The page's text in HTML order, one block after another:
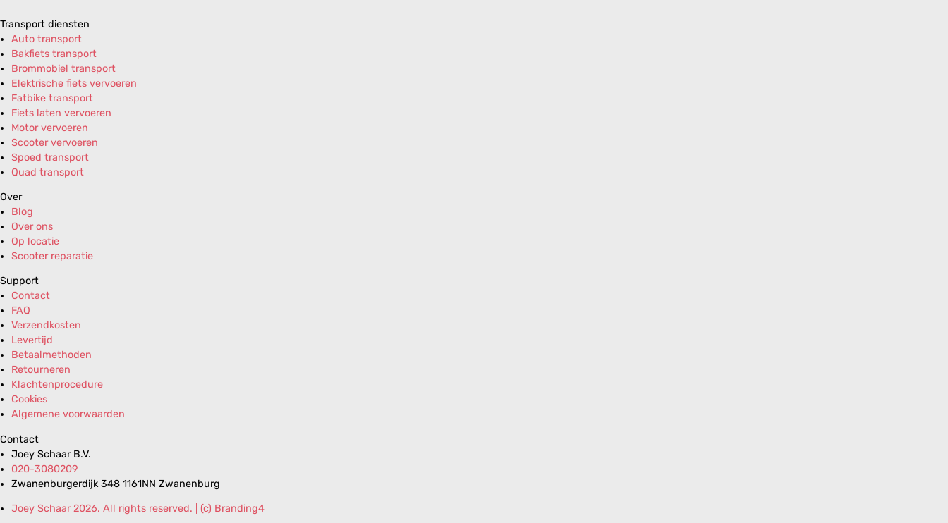
Transport diensten
Auto transport
Bakfiets transport
Brommobiel transport
Elektrische fiets vervoeren
Fatbike transport
Fiets laten vervoeren
Motor vervoeren
Scooter vervoeren
Spoed transport
Quad transport
Over
Blog
Over ons
Op locatie
Scooter reparatie
Support
Contact
FAQ
Verzendkosten
Levertijd
Betaalmethoden
Retourneren
Klachtenprocedure
Cookies
Algemene voorwaarden
Contact
Joey Schaar B.V.
020-3080209
Zwanenburgerdijk 348 1161NN Zwanenburg
Joey Schaar 2026. All rights reserved. | (c) Branding4